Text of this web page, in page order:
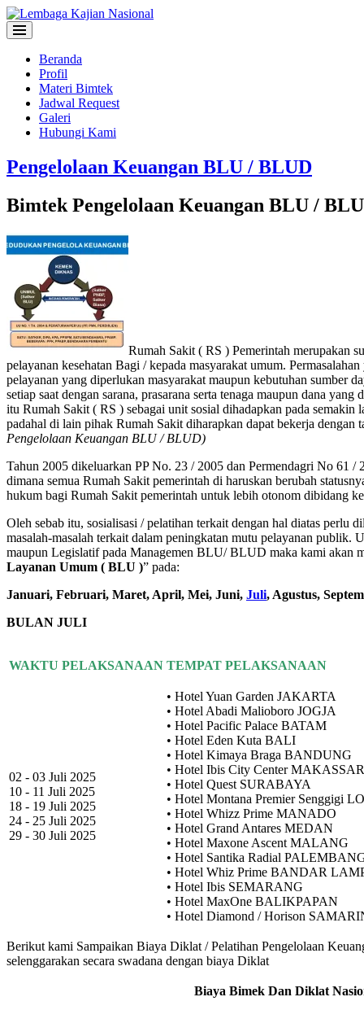
Beranda
Profil
Materi Bimtek
Jadwal Request
Galeri
Hubungi Kami
Pengelolaan Keuangan BLU / BLUD
Bimtek Pengelolaan Keuangan BLU /
Rumah Sakit ( RS ) Pemerintah merupakan
pelayanan kesehatan Bagi / kepada masyarakat umum.
pelayanan yang diperlukan masyarakat maupun kebutuhan sumber
setiap saat dengan sarana, prasarana serta tenaga maupun dana
itu Rumah Sakit ( RS ) sebagai unit sosial dihadapkan pada
padahal di lain pihak Rumah Sakit diharapkan dapat bekerja
Pengelolaan Keuangan BLU / BLUD)
Tahun 2005 dikeluarkan PP No. 23 / 2005 dan Permendagri No 61
dimana semua Rumah Sakit pemerintah di haruskan berubah
hukum bagi Rumah Sakit pemerintah untuk lebih otonom dibidang
Oleh sebab itu, sosialisasi / pelatihan terkait dengan hal diatas perlu
masalah-masalah terkait dalam peningkatan mutu pelayanan publik.
maupun Legislatif pada Managemen BLU/ BLUD maka kami akan
Layanan Umum ( BLU )” pada:
Januari, Februari, Maret, April, Mei, Juni, Juli, Agustus,
BULAN JULI
WAKTU PELAKSANAAN TEMPAT PELAKSANAAN
02 - 03 Juli 2025
10 - 11 Juli 2025
18 - 19 Juli 2025
24 - 25 Juli 2025
29 - 30 Juli 2025
• Hotel Yuan Garden JAKARTA
• Hotel Abadi Malioboro JOGJA
• Hotel Pacific Palace BATAM
• Hotel Eden Kuta BALI
• Hotel Kimaya Braga BANDUNG
• Hotel Ibis City Center MAKASSAR
• Hotel Quest SURABAYA
• Hotel Montana Premier Senggigi
• Hotel Whizz Prime MANADO
• Hotel Grand Antares MEDAN
• Hotel Maxone Ascent MALANG
• Hotel Santika Radial
• Hotel Whiz Prime BANDAR
• Hotel Ibis SEMARANG
• Hotel MaxOne BALIKPAPAN
• Hotel Diamond / Horison
Berikut kami Sampaikan Biaya Diklat / Pelatihan Pengelolaan
selenggarakan secara swadana dengan biaya Diklat
Biaya Bimek Dan Diklat